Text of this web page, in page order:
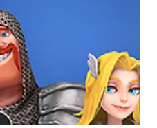
저 IE800, MDR-EX1000, 슈어